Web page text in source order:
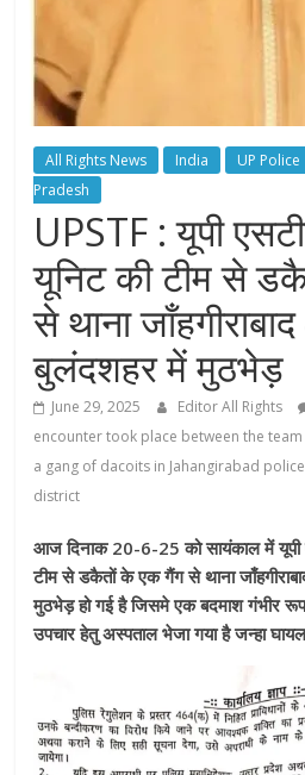
All Rights News India UP Police
Pradesh
UPSTF : यूपी
यूनिट की टीम से
से थाना
बुलंदशहर में मुठभेड़
June 29, 2025 Editor All Rights
encounter took place between the
a gang of dacoits in Jahangirabad
district
आज दिनाक 20-6-25 को सायंकाल में यूपी
टीम से डकैतों के एक गैंग से थाना
मुठभेड़ हो गई है जिसमे एक बदमाश गंभीर
उपचार हेतु अस्पताल भेजा गया है जन्हा